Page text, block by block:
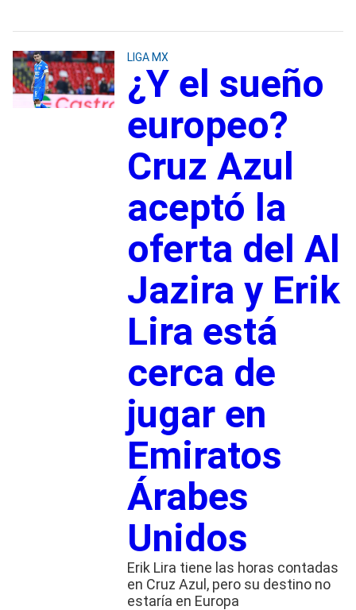
LIGA MX
¿Y el sueño
europeo?
Cruz Azul
aceptó la
oferta del Al
Jazira y Erik
Lira está
cerca de
jugar en
Emiratos
Árabes
Unidos
Erik Lira tiene las horas contadas
en Cruz Azul, pero su destino no
estaría en Europa